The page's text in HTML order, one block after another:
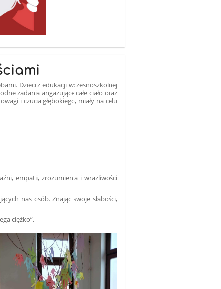
Dzieci z edukacji wczesnoszkolnej
zadania angażujące całe ciało oraz
i czucia głębokiego, miały na celu
empatii, zrozumienia i wrażliwości
nas osób. Znając swoje słabości,
ciężko”.